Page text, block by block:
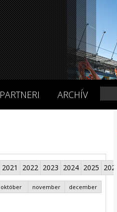
PARTNERI ARCHÍV
2021 2022 2023 2024 2025 2026
október november december